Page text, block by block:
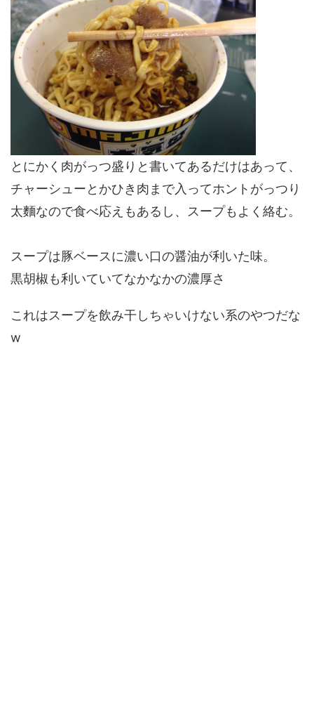
とにかく肉がっつ盛りと書いてあるだけはあって、
チャーシューとかひき肉まで入ってホントがっつり
太麵なので食べ応えもあるし、スープもよく絡む。
スープは豚ベースに濃い口の醤油が利いた味。
黒胡椒も利いていてなかなかの濃厚さ
これはスープを飲み干しちゃいけない系のやつだな
w